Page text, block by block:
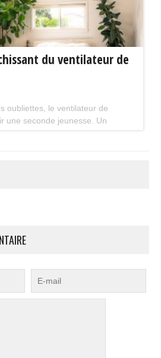
du ventilateur de
oubliettes, le ventilateur de
une seconde jeunesse. Un